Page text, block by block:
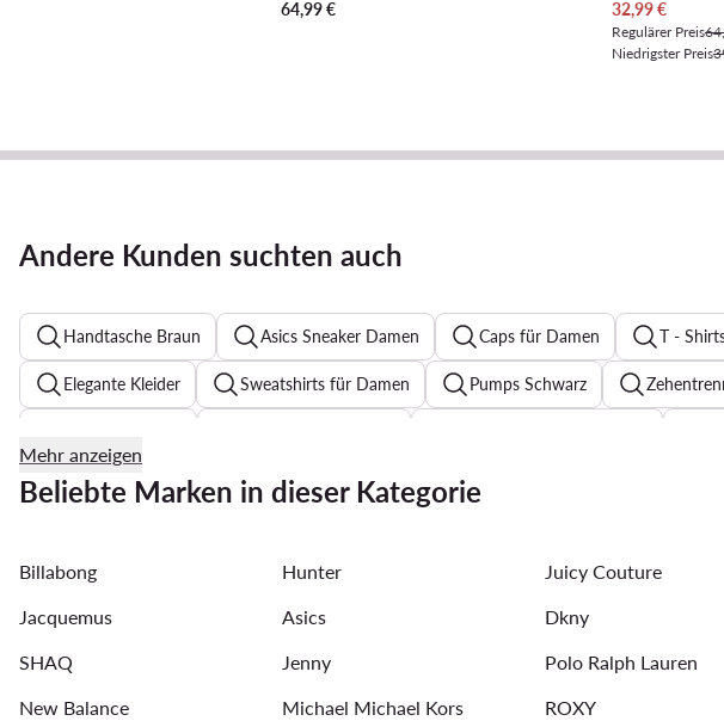
64,99€
Aktueller Preis
32,99€
Regulärer Preis
Niedrigster Preis
Andere Kunden suchten auch
Handtasche Braun Asics Sneaker Damen Caps für Damen T -
Elegante Kleider Sweatshirts für Damen Pumps Schwarz
Halsketten für Damen Sommerkleider Armbänder für Damen
Mehr anzeigen
Beliebte Marken in dieser Kategorie
Billabong Hunter Juicy Couture
Jacquemus
Asics Dkny
SHAQ
Jenny Polo Ralph Lauren
New Balance
Michael Michael Kors ROXY